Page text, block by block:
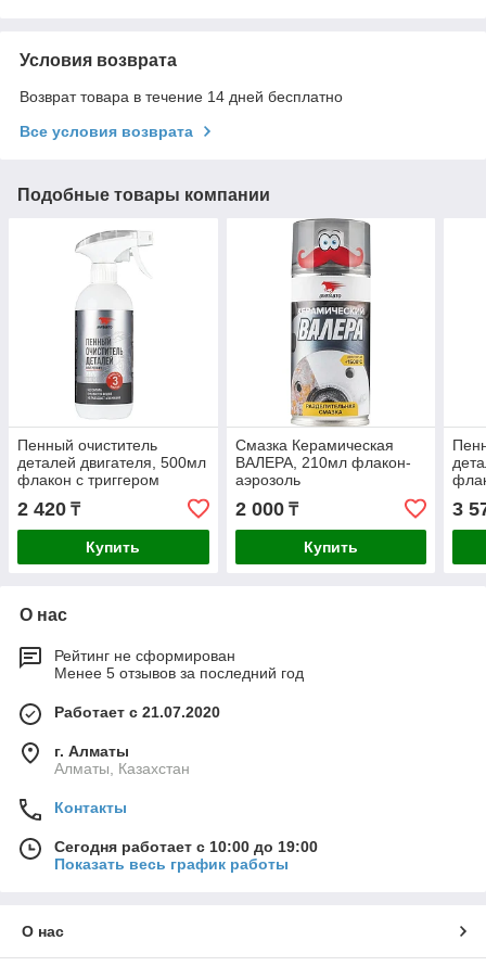
Условия возврата
Возврат товара в течение 14 дней бесплатно
Все условия возврата
Подобные товары компании
Пенный очиститель
деталей двигателя, 500мл
флакон с триггером
2 420 ₸
Купить
Смазка Керамическая
ВАЛЕРА, 210мл флакон-
аэрозоль
2 000₸
Купить
3
О нас
Рейтинг не сформирован
Менее 5 отзывов за последний год
Работает с 21.07.2020
г. Алматы
Алматы, Казахстан
Контакты
Сегодня работает с 10:00 до 19:00
Показать весь график работы
О нас